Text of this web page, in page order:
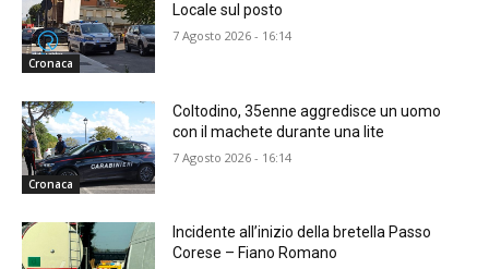
Cronaca
Locale sul posto
7 Agosto 2026 - 16:14
Cronaca
Coltodino, 35enne aggredisce un uomo
con il machete durante una lite
7 Agosto 2026 - 16:14
Incidente all’inizio della bretella Passo
Corese – Fiano Romano